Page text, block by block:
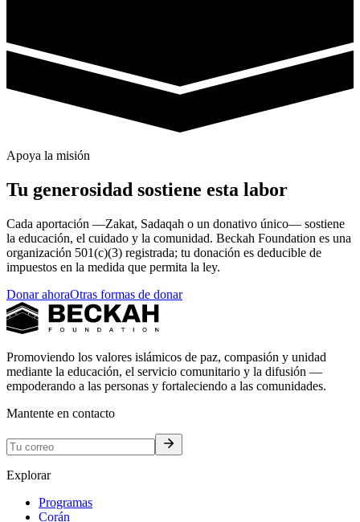
Apoya la misión
Tu generosidad sostiene esta labor
Cada aportación —Zakat, Sadaqah o un donativo único— sostiene
la educación, el cuidado y la comunidad. Beckah Foundation es una
organización 501(c)(3) registrada; tu donación es deducible de
impuestos en la medida que permita la ley.
Donar ahoraOtras formas de donar
Promoviendo los valores islámicos de paz, compasión y unidad
mediante la educación, el servicio comunitario y la difusión —
empoderando a las personas y fortaleciendo a las comunidades.
Mantente en contacto
Explorar
Programas
Corán